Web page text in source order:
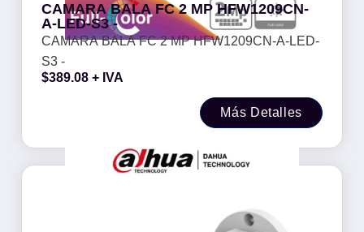
CAMARA BALA FC 2 MP HFW1209CN-
A-LED-S3 -
CAMARA BALA FC 2 MP HFW1209CN-A-LED-
S3 -
$389.08 + IVA
Más Detalles